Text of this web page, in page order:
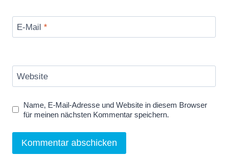
E-Mail *
Website
Name, E-Mail-Adresse und Website in diesem Browser
für meinen nächsten Kommentar speichern.